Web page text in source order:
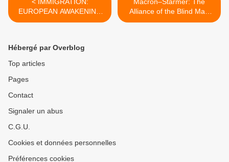
EUROPEAN AWAKENING
AND FRENCH LETHARGY
Alliance of the Blind Man
and the Paralyzed >
Hébergé par Overblog
Top articles
Pages
Contact
Signaler un abus
C.G.U.
Cookies et données personnelles
Préférences cookies